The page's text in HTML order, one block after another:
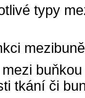
typy
tkání či